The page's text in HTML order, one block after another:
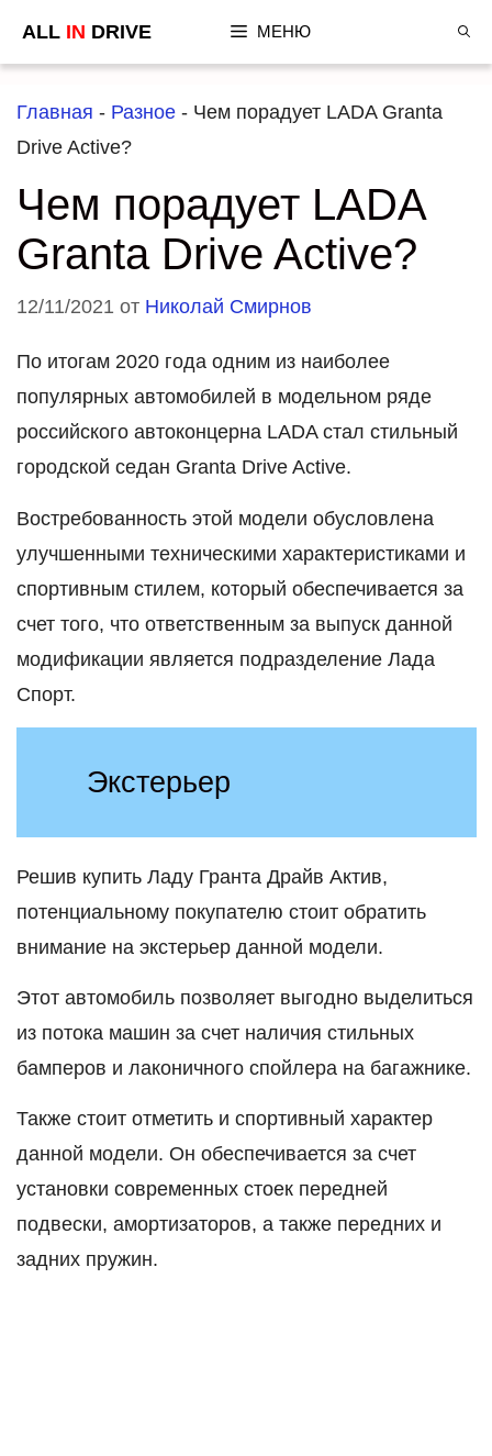
ALL IN DRIVE МЕНЮ
Главная - Разное - Чем порадует LADA Granta
Drive Active?
Чем порадует LADA
Granta Drive Active?
12/11/2021 от Николай Смирнов
По итогам 2020 года одним из наиболее
популярных автомобилей в модельном ряде
российского автоконцерна LADA стал стильный
городской седан Granta Drive Active.
Востребованность этой модели обусловлена
улучшенными техническими характеристиками и
спортивным стилем, который обеспечивается за
счет того, что ответственным за выпуск данной
модификации является подразделение Лада
Спорт.
Экстерьер
Решив купить Ладу Гранта Драйв Актив,
потенциальному покупателю стоит обратить
внимание на экстерьер данной модели.
Этот автомобиль позволяет выгодно выделиться
из потока машин за счет наличия стильных
бамперов и лаконичного спойлера на багажнике.
Также стоит отметить и спортивный характер
данной модели. Он обеспечивается за счет
установки современных стоек передней
подвески, амортизаторов, а также передних и
задних пружин.